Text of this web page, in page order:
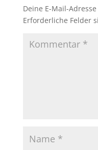
Deine E-Mail-
Erforderliche Felder